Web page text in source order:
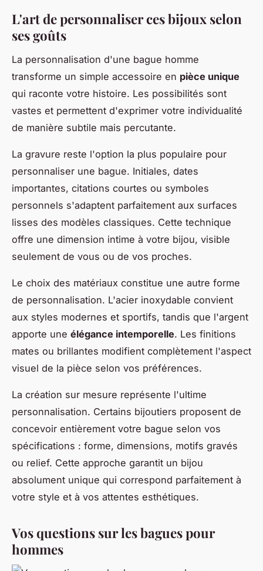
L'art de personnaliser ces bijoux selon
ses goûts
La personnalisation d'une bague homme
transforme un simple accessoire en pièce unique
qui raconte votre histoire. Les possibilités sont
vastes et permettent d'exprimer votre individualité
de manière subtile mais percutante.
La gravure reste l'option la plus populaire pour
personnaliser une bague. Initiales, dates
importantes, citations courtes ou symboles
personnels s'adaptent parfaitement aux surfaces
lisses des modèles classiques. Cette technique
offre une dimension intime à votre bijou, visible
seulement de vous ou de vos proches.
Le choix des matériaux constitue une autre forme
de personnalisation. L'acier inoxydable convient
aux styles modernes et sportifs, tandis que l'argent
apporte une élégance intemporelle. Les finitions
mates ou brillantes modifient complètement l'aspect
visuel de la pièce selon vos préférences.
La création sur mesure représente l'ultime
personnalisation. Certains bijoutiers proposent de
concevoir entièrement votre bague selon vos
spécifications : forme, dimensions, motifs gravés
ou relief. Cette approche garantit un bijou
absolument unique qui correspond parfaitement à
votre style et à vos attentes esthétiques.
Vos questions sur les bagues pour
hommes